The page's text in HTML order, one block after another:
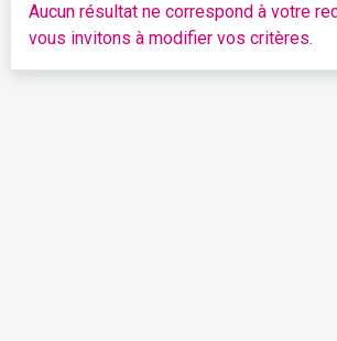
Aucun résultat ne correspond à votre
vous invitons à modifier vos critères.